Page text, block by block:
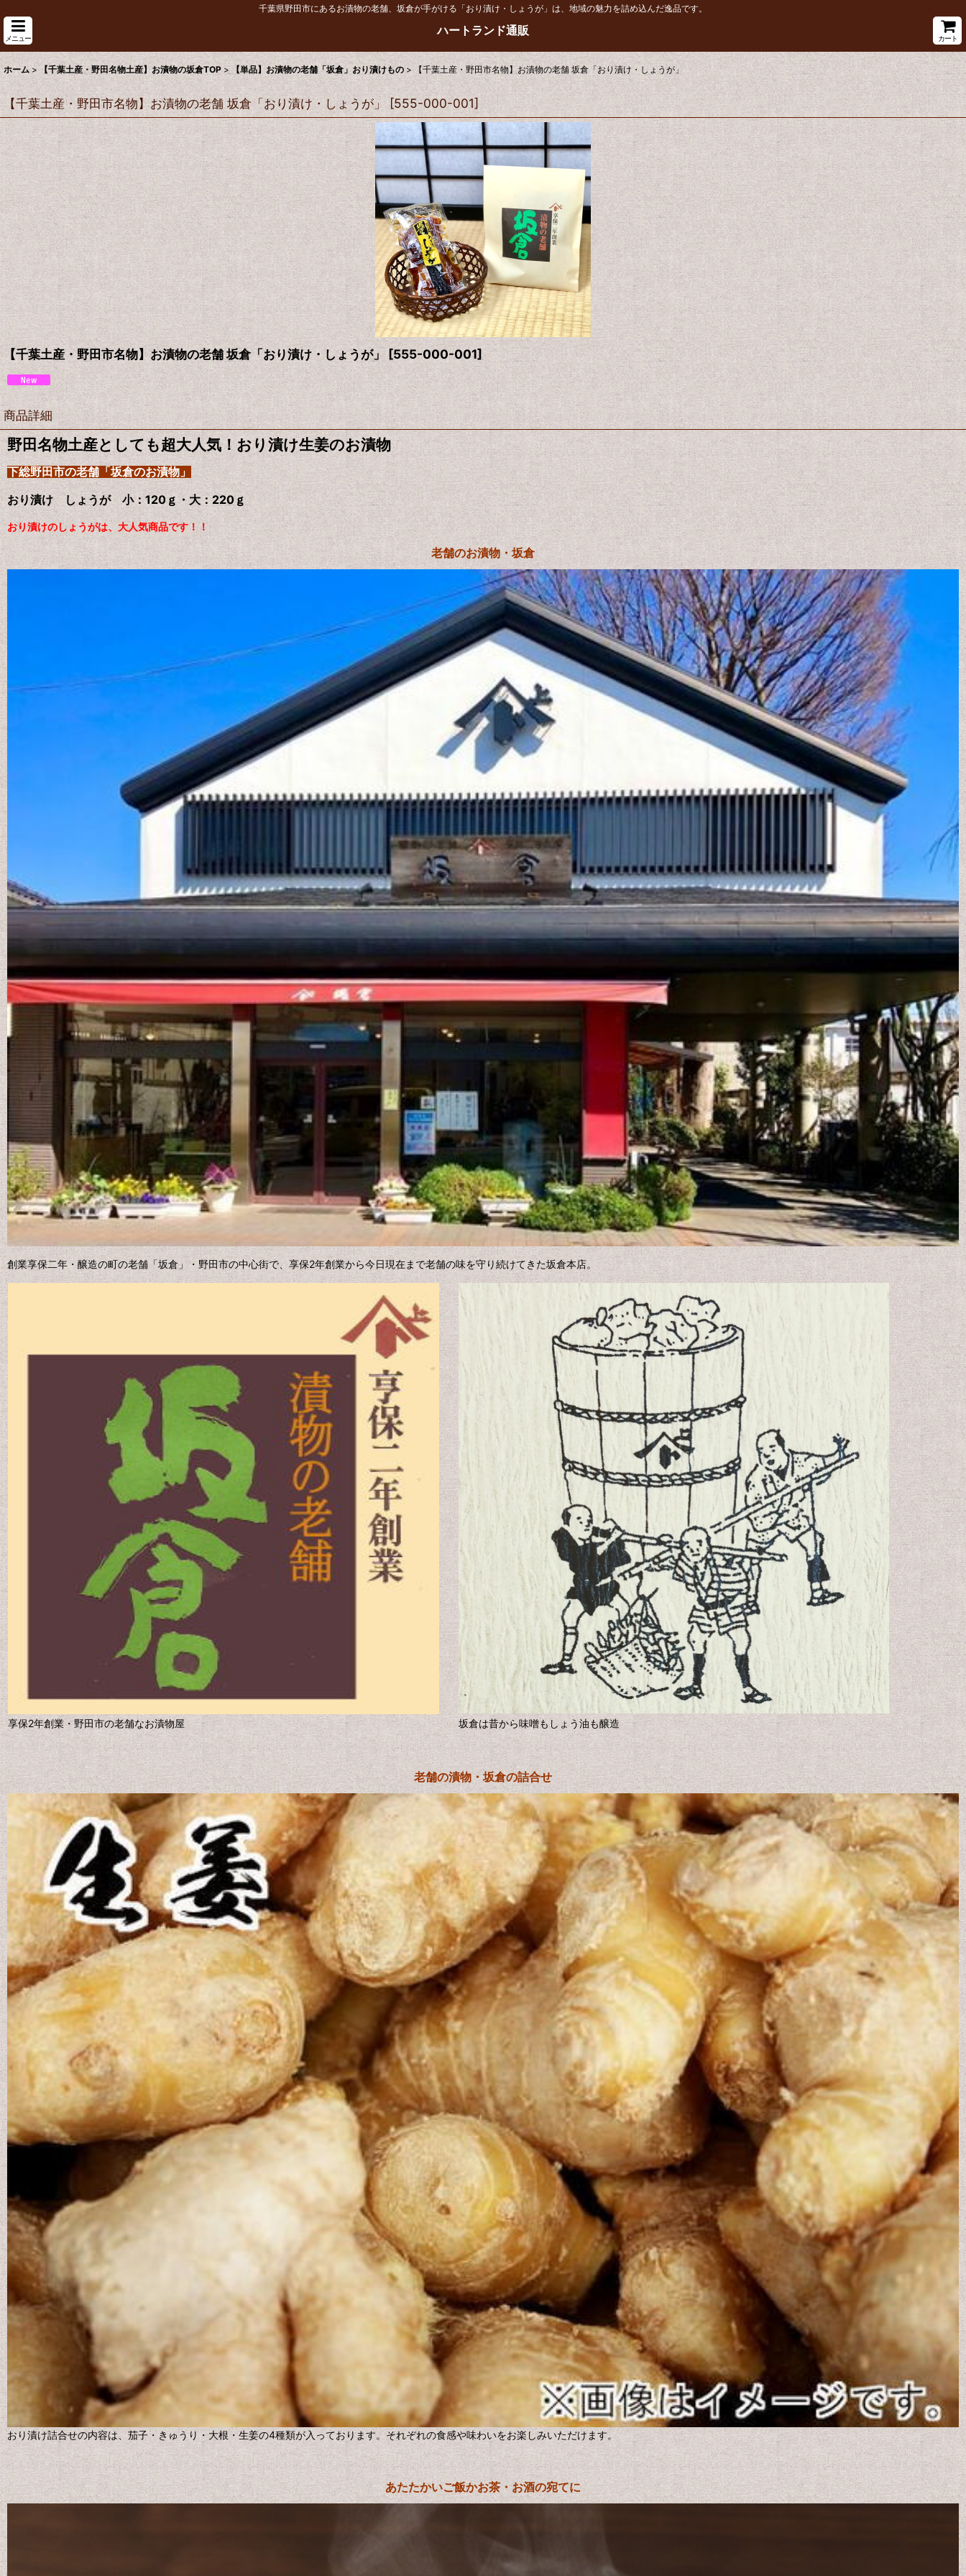
千葉県野田市にあるお漬物の老舗、坂倉が手がける「おり漬け・しょうが」は、地域の魅力を詰め込んだ逸品です。
メニュー
ハートランド通販
カート
ホーム > 【千葉土産・野田名物土産】お漬物の坂倉TOP > 【単品】お漬物の老舗「坂倉」おり漬けもの > 【千葉土産・野田市名物】お漬物の老舗 坂倉「おり漬け・しょうが」
【千葉土産・野田市名物】お漬物の老舗 坂倉「おり漬け・しょうが」 [555-000-001]
【千葉土産・野田市名物】お漬物の老舗 坂倉「おり漬け・しょうが」[555-000-001]
商品詳細
野田名物土産としても超大人気！おり漬け生姜のお漬物
下総野田市の老舗「坂倉のお漬物」
おり漬け しょうが 小：120ｇ・大：220ｇ
おり漬けのしょうがは、大人気商品です！！
老舗のお漬物・坂倉
創業享保二年・醸造の町の老舗 「坂倉」・野田市の中心街で、享保2年創業から今日現在まで老舗の味を守り続けてきた坂倉本店。
享保2年創業・野田市の老舗なお漬物屋 坂倉は昔から味噌もしょう油も醸造
老舗の漬物・坂倉の詰合せ
おり漬け詰合せの内容は、茄子・きゅうり・大根・生姜の4種類が入っております。それぞれの食感や味わいをお楽しみいただけます。
あたたかいご飯かお茶・お酒の宛てに